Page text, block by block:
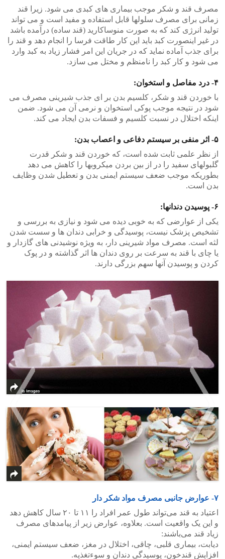
مصرف قند و شکر موجب بیماری های کبدی می شود. زیرا قند
زمانی برای مصرف سلولها قابل استفاده و مفید است و می تواند
تولید انرژی کند که به صورت منوساکارید (قند ساده) درآمده باشد
در غیر اینصورت کبد باید این کار طاقت فرسا را انجام دهد و قند را
برای جذب آماده نماید که در جریان این امر فشار زیاد به کبد وارد
می شود و کار کبد را نامنظم و مختل می سازد.
۴- درد مفاصل و استخوان:
با خوردن قند و شکر، کلسیم بدن بر ای جذب شیرینی مصرف می
شود در نتیجه موجب پوکی استخوان و نرمی آن می شود. ضمن
اینکه اختلال در نسبت کلسیم و فسفات بدن ایجاد می کند.
۵- اثر منفی بر سیستم دفاعی و اعصاب بدن:
از نظر علمی ثابت شده است، که خوردن قند و شکر قدرت
گلبولهای سفید را در از بین بردن میکروبها را کاهش می دهد
بطوریکه موجب ضعف سیستم ایمنی بدن و تعطیل شدن وظایف
بدن است.
۶- پوسیدن دندانها:
یکی از عوارضی که به خوبی دیده می شود و نیازی به بررسی و
تشخیص پزشک نیست، پوسیدگی و خرابی دندان ها و سست شدن
لثه است. مصرف مواد شیرینی دار، به ویژه نوشیدنی های گازدار و
یا چای با قند به سرعت بر روی دندان ها اثر گذاشته و در پوک
کردن و پوسیدن آنها سهم بزرگی دارند.
۷- عوارض جانبی مصرف مواد شکر دار
اعتیاد به قند می‌تواند طول عمر افراد را ۱۱ تا ۲۰ سال کاهش دهد
و این یک واقعیت است. بعلاوه، عوارض زیر از پیامدهای مصرف
زیاد قند می‌باشند:
دیابت، بیماری قلبی، چاقی، اختلال در مغز، ضعف سیستم ایمنی،
افزایش قندخون، پوسیدگی دندان و سوء‌تغذیه.
<
>